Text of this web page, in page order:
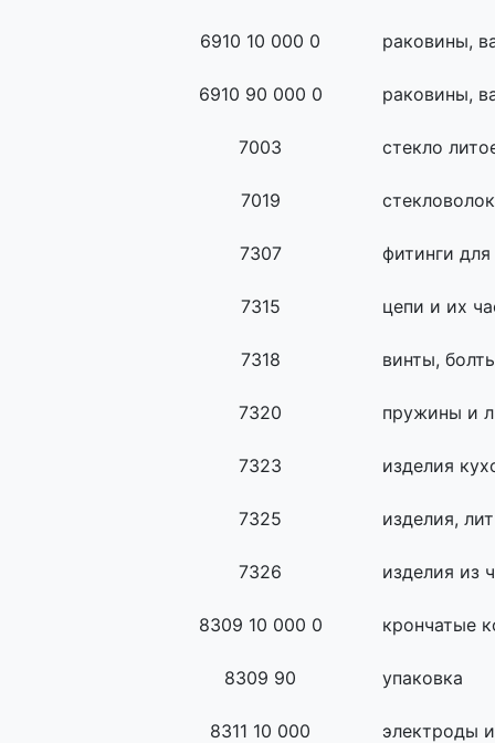
6910 10 000 0 раковины,
6910 90 000 0 раковины,
7003 стекло
7019
7307 фитинги
7315 цепи и их
7318 винты,
7320 пружины и
7323 изделия
7325 изделия,
7326 изделия из
8309 10 000 0 крончатые
8309 90 упаковка
8311 10 000 электроды